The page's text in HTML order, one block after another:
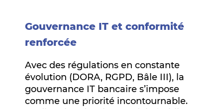
Gouvernance IT et conformité
renforcée
Avec des régulations en constante
évolution (DORA, RGPD, Bâle III), la
gouvernance IT bancaire s’impose
comme une priorité incontournable.